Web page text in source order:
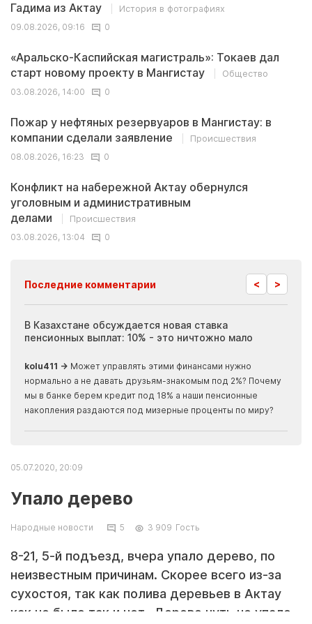
Гадима из Актау
История в фотографиях
09.08.2026, 09:16
0
«Аральско-Каспийская магистраль»: Токаев дал
старт новому проекту в Мангистау
Общество
03.08.2026, 14:00
0
Пожар у нефтяных резервуаров в Мангистау: в
компании сделали заявление
Происшествия
08.08.2026, 16:23
0
Конфликт на набережной Актау обернулся
уголовным и административным
делами
Происшествия
03.08.2026, 13:04
0
Последние комментарии < >
В Казахстане обсуждается новая ставка
пенсионных выплат: 10% - это ничтожно мало
kolu411 → Может управлять этими финансами нужно
нормально а не давать друзьям-знакомым под 2%? Почему
мы в банке берем кредит под 18% а наши пенсионные
накопления раздаются под мизерные проценты по миру?
05.07.2020, 20:09
Упало дерево
Народные новости 5 3 909 Гость
8-21, 5-й подъезд, вчера упало дерево, по
неизвестным причинам. Скорее всего из-за
сухостоя, так как полива деревьев в Актау
как не было так и нет.. Дерево чуть не упало